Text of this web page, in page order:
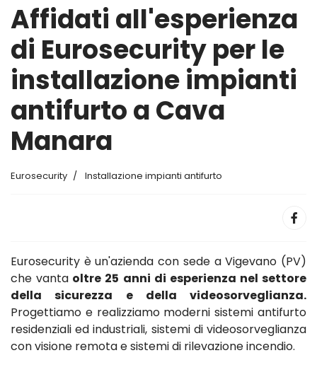
Affidati all'esperienza
di Eurosecurity per le
installazione impianti
antifurto a Cava
Manara
Eurosecurity Installazione impianti antifurto
Eurosecurity è un'azienda con sede a Vigevano (PV)
che vanta oltre 25 anni di esperienza nel settore
della sicurezza e della videosorveglianza.
Progettiamo e realizziamo moderni sistemi antifurto
residenziali ed industriali, sistemi di videosorveglianza
con visione remota e sistemi di rilevazione incendio.